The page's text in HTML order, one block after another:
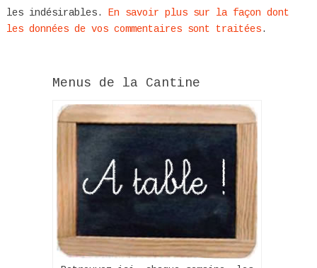
les indésirables. En savoir plus sur la façon dont
les données de vos commentaires sont traitées.
Menus de la Cantine